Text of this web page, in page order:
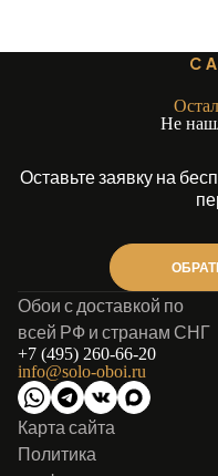
Не
Оставьте заявку на
Обои с доставкой по
всей РФ и странам СНГ
+7 (495) 260-66-20
info@solo-oboi.ru
Карта сайта
Политика